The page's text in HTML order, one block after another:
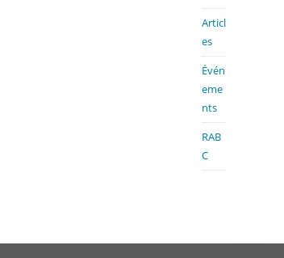
Articl
es
Évén
eme
nts
RAB
C